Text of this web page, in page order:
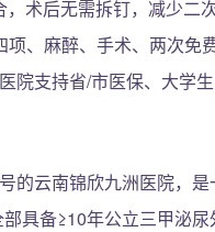
，术后无需拆钉，减少
、麻醉、手术、两次免
院支持省/市医保、大学
的云南锦欣九洲医院，
具备≥10年公立三甲泌